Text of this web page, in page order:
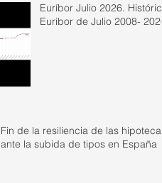
Euríbor Julio 2026. Histórico
Euribor de Julio 2008- 2026
Fin de la resiliencia de las hipotecas
ante la subida de tipos en España